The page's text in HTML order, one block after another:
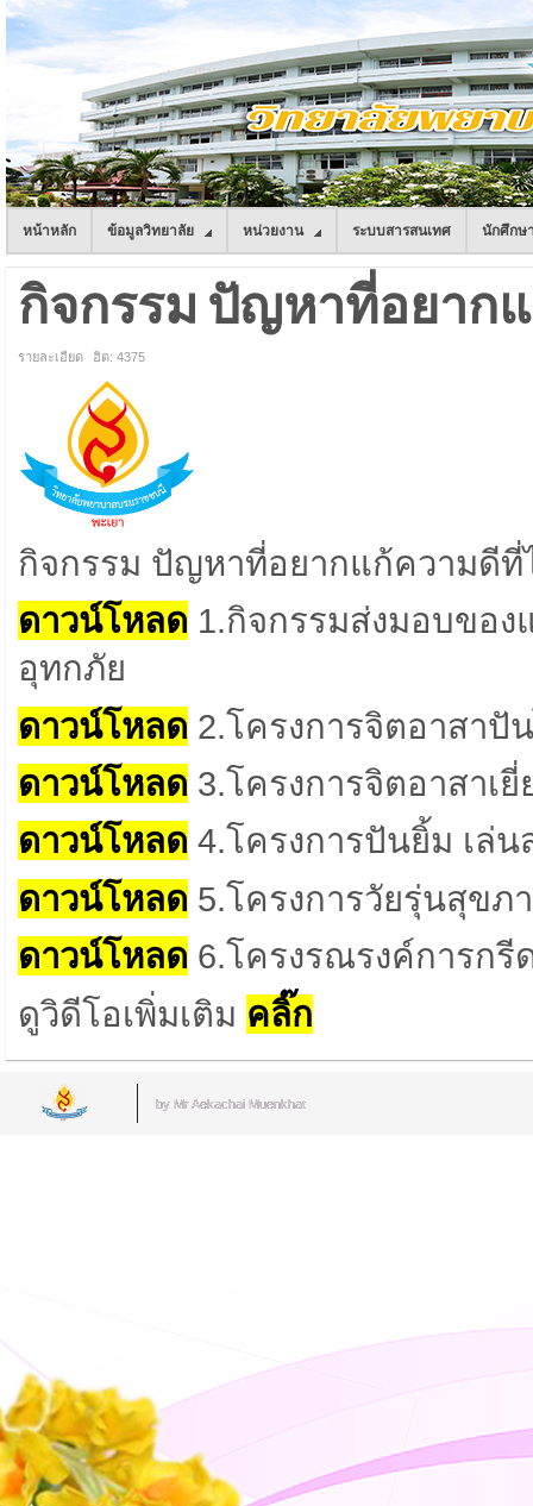
หน้าหลัก ข้อมูลวิทยาลัย หน่วยงาน ระบบสารสนเทศ นักศึกษ
กิจกรรม ปัญหาที่อยากแ
รายละเอียด ฮิต: 4375
กิจกรรม ปัญหาที่อยากแก้ความดีที่
ดาวน์โหลด 1.กิจกรรมส่งมอบของ
อุทกภัย
ดาวน์โหลด 2.โครงการจิตอาสาปั
ดาวน์โหลด 3.โครงการจิตอาสาเ
ดาวน์โหลด 4.โครงการปันยิ้ม เล่
ดาวน์โหลด 5.โครงการวัยรุ่นสุขภ
ดาวน์โหลด 6.โครงรณรงค์การกรี
ดูวิดีโอเพิ่มเติม คลิ๊ก
by Mr.Aekachai Muenkhat